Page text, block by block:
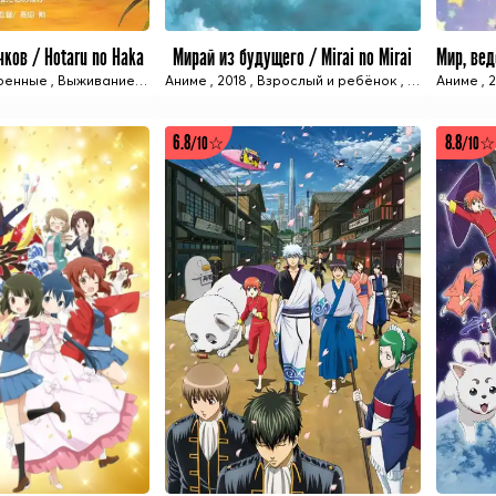
1 ИЗ 1 СЕРИЙ
/ Hotaru no Haka
, Выживание, Драма,Исторический,Повседневность
1 ИЗ 1 СЕРИЙ
Мирай из будущего / Mirai no Mirai
Аниме , 2018 , Взрослый и ребёнок , Аниме ,
6.8/10☆ 8.8/10☆